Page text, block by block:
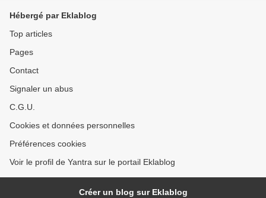
Hébergé par Eklablog
Top articles
Pages
Contact
Signaler un abus
C.G.U.
Cookies et données personnelles
Préférences cookies
Voir le profil de Yantra sur le portail Eklablog
Créer un blog sur Eklablog